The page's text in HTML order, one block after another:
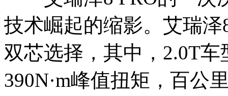
技术崛起的缩影。艾瑞泽
双芯选择，其中，2.0T
390N·m峰值扭矩，百公